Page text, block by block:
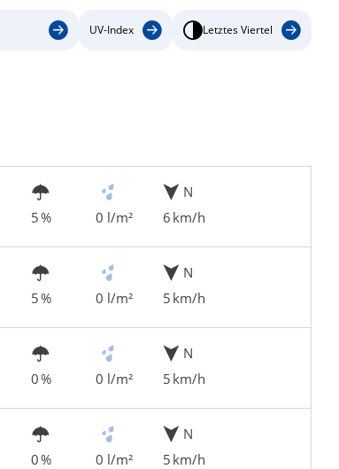
UV-Index Letztes Viertel
5 % 0 l/m²
N
6 km/h
5 % 0 l/m²
N
5 km/h
0 % 0 l/m²
N
5 km/h
0 % 0 l/m²
N
5 km/h